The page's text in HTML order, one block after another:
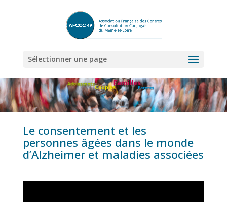
Sélectionner une page
Le consentement et les
personnes âgées dans le monde
d’Alzheimer et maladies associées